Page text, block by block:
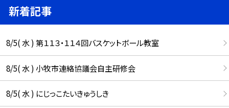
新着記事
8/5( 水 ) 第１１３・１１４回バスケットボール教室
8/5( 水 ) 小牧市連絡協議会自主研修会
8/5( 水 ) にじっこたいきゅうしき